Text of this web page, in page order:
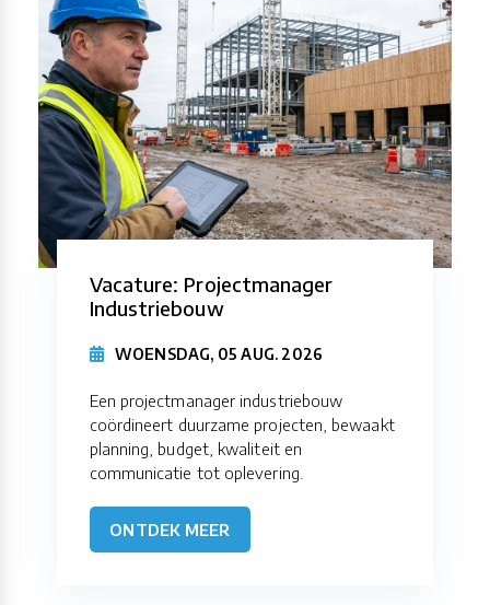
Vacature: Projectmanager
Industriebouw
WOENSDAG, 05 AUG. 2026
Een projectmanager industriebouw
coördineert duurzame projecten, bewaakt
planning, budget, kwaliteit en
communicatie tot oplevering.
ONTDEK MEER